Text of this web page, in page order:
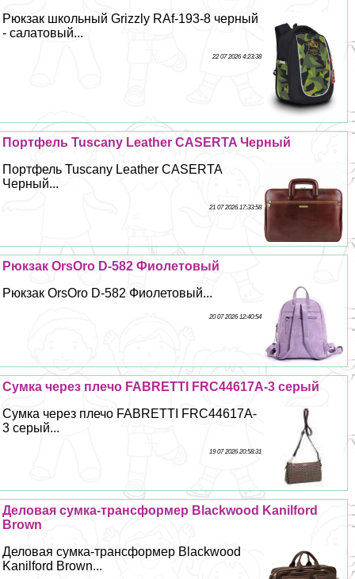
Рюкзак школьный Grizzly RAf-193-8 черный
- салатовый...
22 07 2026 4:23:38
Портфель Tuscany Leather CASERTA Черный
Портфель Tuscany Leather CASERTA
Черный...
21 07 2026 17:33:58
Рюкзак OrsOro D-582 Фиолетовый
Рюкзак OrsOro D-582 Фиолетовый...
20 07 2026 12:40:54
Сумка через плечо FABRETTI FRC44617A-3 серый
Сумка через плечо FABRETTI FRC44617A-
3 серый...
19 07 2026 20:58:31
Деловая сумка-трaнcформер Blackwood Kanilford
Brown
Деловая сумка-трaнcформер Blackwood
Kanilford Brown...